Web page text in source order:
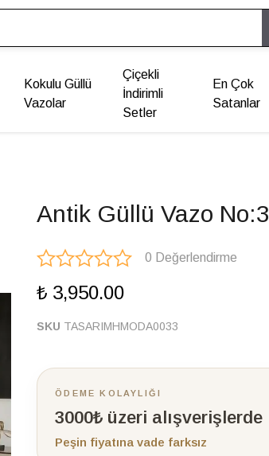
Kokulu Güllü
Vazolar
Çiçekli
İndirimli
Setler
En Çok
Satanlar
Antik Güllü Vazo No:3
0 Değerlendirme
₺ 3,950.00
SKU TASARIMHMODA0033
ÖDEME KOLAYLIĞI
3000₺ üzeri alışverişlerde
Peşin fiyatına vade farksız